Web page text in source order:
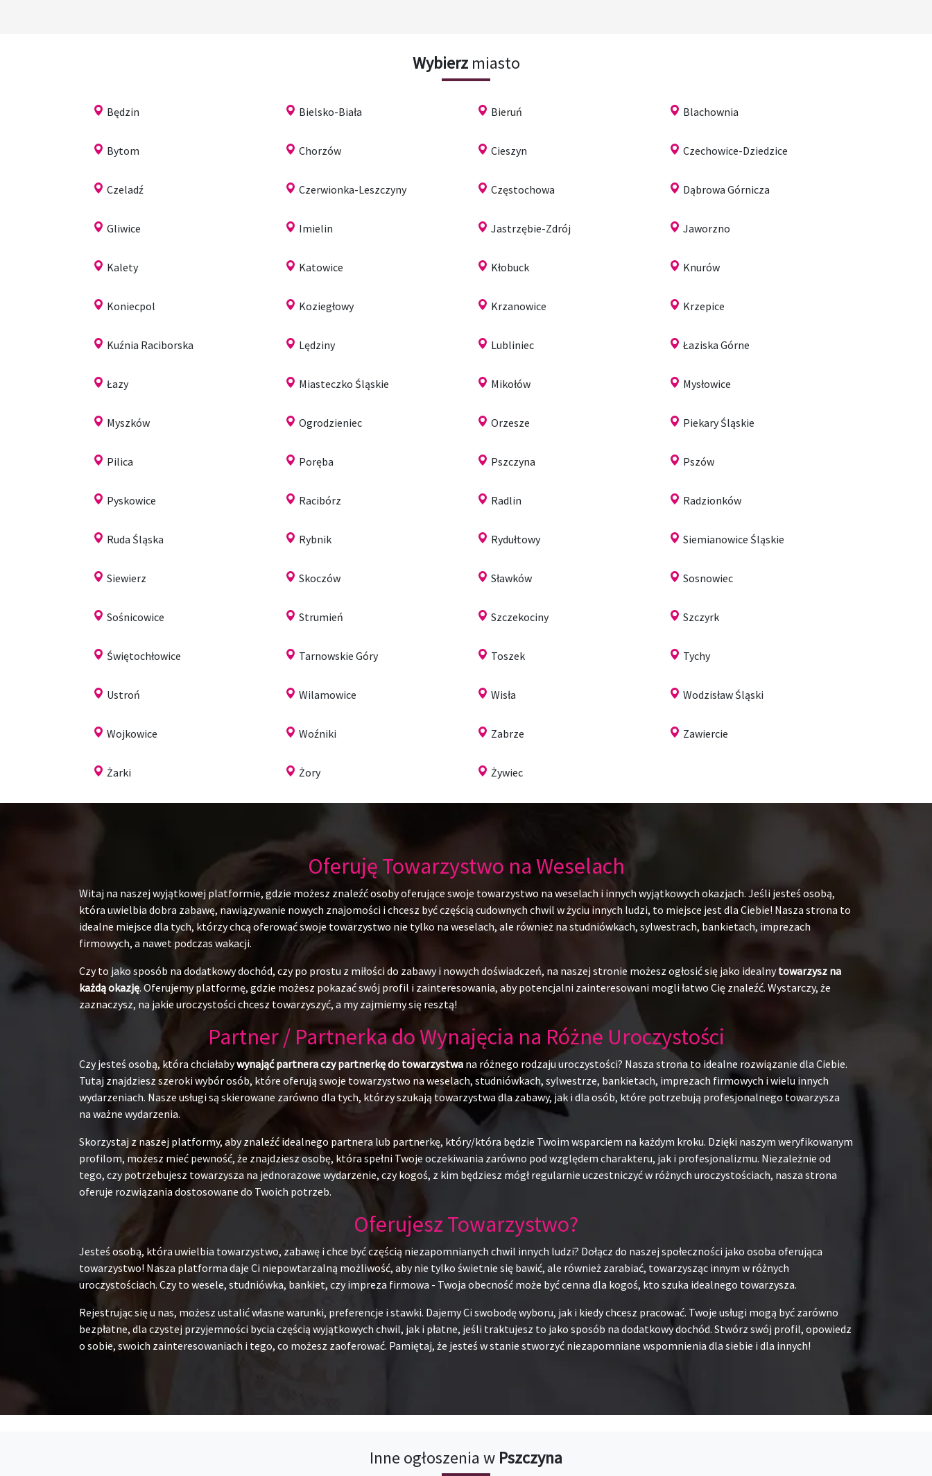
Wybierzmiasto
Będzin Bielsko-Biała Bieruń Blachownia
Bytom Chorzów Cieszyn Czechowice-Dziedzice
Czeladź Czerwionka-Leszczyny Częstochowa Dąbrowa Górnicza
Gliwice Imielin Jastrzębie-Zdrój Jaworzno
Kalety Katowice Kłobuck Knurów
Koniecpol Koziegłowy Krzanowice Krzepice
Kuźnia Raciborska Lędziny Lubliniec Łaziska Górne
Łazy Miasteczko Śląskie Mikołów Mysłowice
Myszków Ogrodzieniec Orzesze Piekary Śląskie
Pilica Poręba Pszczyna Pszów
Pyskowice Racibórz Radlin Radzionków
Ruda Śląska Rybnik Rydułtowy Siemianowice Śląskie
Siewierz Skoczów Sławków Sosnowiec
Sośnicowice Strumień Szczekociny Szczyrk
Świętochłowice Tarnowskie Góry Toszek Tychy
Ustroń Wilamowice Wisła Wodzisław Śląski
Wojkowice Woźniki Zabrze Zawiercie
Żarki Żory Żywiec
Oferuję Towarzystwo na Weselach
Witaj na naszej wyjątkowej platformie, gdzie możesz znaleźć osoby oferujące swoje towarzystwo na weselach i innych wyjątkowych okazjach. Jeśli jesteś osobą,
która uwielbia dobra zabawę, nawiązywanie nowych znajomości i chcesz być częścią cudownych chwil w życiu innych ludzi, to miejsce jest dla Ciebie! Nasza strona to
idealne miejsce dla tych, którzy chcą oferować swoje towarzystwo nie tylko na weselach, ale również na studniówkach, sylwestrach, bankietach, imprezach
firmowych, a nawet podczas wakacji.
Czy to jako sposób na dodatkowy dochód, czy po prostu z miłości do zabawy i nowych doświadczeń, na naszej stronie możesz ogłosić się jako idealnytowarzysz na
każdą okazję. Oferujemy platformę, gdzie możesz pokazać swój profil i zainteresowania, aby potencjalni zainteresowani mogli łatwo Cię znaleźć. Wystarczy, że
zaznaczysz, na jakie uroczystości chcesz towarzyszyć, a my zajmiemy się resztą!
Partner / Partnerka do Wynajęcia na Różne Uroczystości
Czy jesteś osobą, która chciałabywynająć partnera czy partnerkę do towarzystwa na różnego rodzaju uroczystości? Nasza strona to idealne rozwiązanie dla Ciebie.
Tutaj znajdziesz szeroki wybór osób, które oferują swoje towarzystwo na weselach, studniówkach, sylwestrze, bankietach, imprezach firmowych i wielu innych
wydarzeniach. Nasze usługi są skierowane zarówno dla tych, którzy szukają towarzystwa dla zabawy, jak i dla osób, które potrzebują profesjonalnego towarzysza
na ważne wydarzenia.
Skorzystaj z naszej platformy, aby znaleźć idealnego partnera lub partnerkę, który/która będzie Twoim wsparciem na każdym kroku. Dzięki naszym weryfikowanym
profilom, możesz mieć pewność, że znajdziesz osobę, która spełni Twoje oczekiwania zarówno pod względem charakteru, jak i profesjonalizmu. Niezależnie od
tego, czy potrzebujesz towarzysza na jednorazowe wydarzenie, czy kogoś, z kim będziesz mógł regularnie uczestniczyć w różnych uroczystościach, nasza strona
oferuje rozwiązania dostosowane do Twoich potrzeb.
Oferujesz Towarzystwo?
Jesteś osobą, która uwielbia towarzystwo, zabawę i chce być częścią niezapomnianych chwil innych ludzi? Dołącz do naszej społeczności jako osoba oferująca
towarzystwo! Nasza platforma daje Ci niepowtarzalną możliwość, aby nie tylko świetnie się bawić, ale również zarabiać, towarzysząc innym w różnych
uroczystościach. Czy to wesele, studniówka, bankiet, czy impreza firmowa - Twoja obecność może być cenna dla kogoś, kto szuka idealnego towarzysza.
Rejestrując się u nas, możesz ustalić własne warunki, preferencje i stawki. Dajemy Ci swobodę wyboru, jak i kiedy chcesz pracować. Twoje usługi mogą być zarówno
bezpłatne, dla czystej przyjemności bycia częścią wyjątkowych chwil, jak i płatne, jeśli traktujesz to jako sposób na dodatkowy dochód. Stwórz swój profil, opowiedz
o sobie, swoich zainteresowaniach i tego, co możesz zaoferować. Pamiętaj, że jesteś w stanie stworzyć niezapomniane wspomnienia dla siebie i dla innych!
Inne ogłoszenia w Pszczyna